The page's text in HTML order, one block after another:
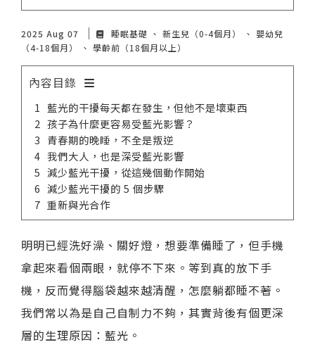
2025 Aug 07 睡眠基礎 新生兒（0-4個月）
嬰幼兒
（4-18個月）
學齡前（18個月以上）
內容目錄
藍光的干擾每天都在發生，但他不是壞東西
孩子為什麼更容易受藍光影響？
青春期的晚睡，不全是叛逆
我們大人，也是深受藍光影響
減少藍光干擾，從這幾個動作開始
減少藍光干擾的 5 個步驟
重新與光合作
明明已經洗好澡、關好燈，想要準備睡了，但手機
拿起來看個兩眼，就停不下來。等到真的放下手
機，反而覺得腦袋越來越清醒，怎麼躺都睡不著。
我們常以為是自己自制力不夠，其實背後有個更深
層的生理原因：藍光。